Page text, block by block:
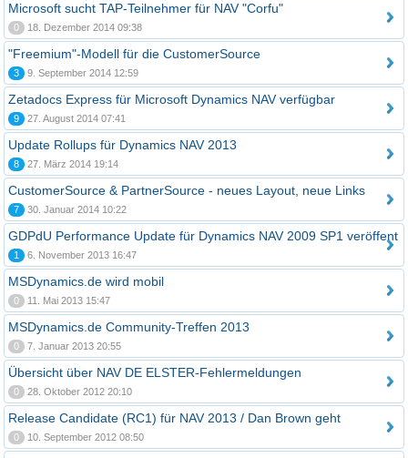
Microsoft sucht TAP-Teilnehmer für NAV "Corfu"
0 18. Dezember 2014 09:38
"Freemium"-Modell für die CustomerSource
3 9. September 2014 12:59
Zetadocs Express für Microsoft Dynamics NAV verfügbar
9 27. August 2014 07:41
Update Rollups für Dynamics NAV 2013
8 27. März 2014 19:14
CustomerSource & PartnerSource - neues Layout, neue Links
7 30. Januar 2014 10:22
GDPdU Performance Update für Dynamics NAV 2009 SP1 veröffent
1 6. November 2013 16:47
MSDynamics.de wird mobil
0 11. Mai 2013 15:47
MSDynamics.de Community-Treffen 2013
0 7. Januar 2013 20:55
Übersicht über NAV DE ELSTER-Fehlermeldungen
0 28. Oktober 2012 20:10
Release Candidate (RC1) für NAV 2013 / Dan Brown geht
0 10. September 2012 08:50